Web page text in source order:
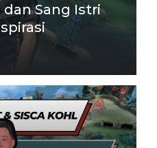
dan Sang Istri